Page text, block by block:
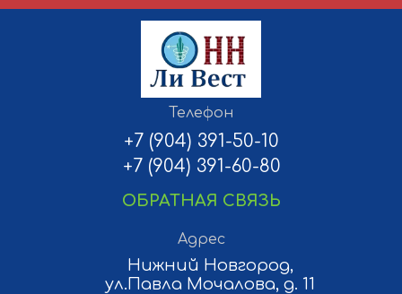
Телефон
+7 (904) 391-50-10
+7 (904) 391-60-80
ОБРАТНАЯ СВЯЗЬ
Адрес
Нижний Новгород,
ул.Павла Мочалова, д. 11